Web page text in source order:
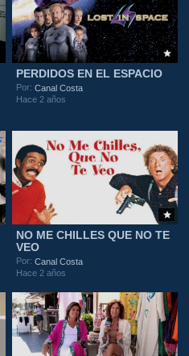
PERDIDOS EN EL ESPACIO
Por:Canal Costa
Hace 2 años
NO ME CHILLES QUE NO TE
VEO
Por:Canal Costa
Hace 2 años